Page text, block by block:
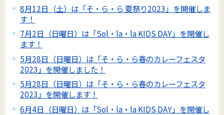
8月12日（土）は「そ・ら・ら 夏祭り2023」を開催しま
す！
7月2日（日曜日）は「Sol・la・la KIDS DAY」を開催し
ます！
5月28日（日曜日）は「そ・ら・ら春のカレーフェスタ
2023」を開催しました！
5月28日（日曜日）は「そ・ら・ら春のカレーフェスタ
2023」を開催します！
6月4日（日曜日）は「Sol・la・la KIDS DAY」を開催し